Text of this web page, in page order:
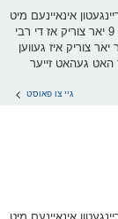
אינאיינעם מיט
די הנהלת ה'ווילעדזש א חסיד זיינער האט מיר שוין געזאגט 9 יאר צוריק אז די רבי
צוריק איז געווען
געהאט זייער
גיי צו פאוסט